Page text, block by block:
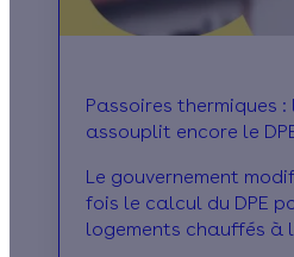
Passoires thermiques
assouplit encore le
Le gouvernement
fois le calcul du DPE
logements chauffés à